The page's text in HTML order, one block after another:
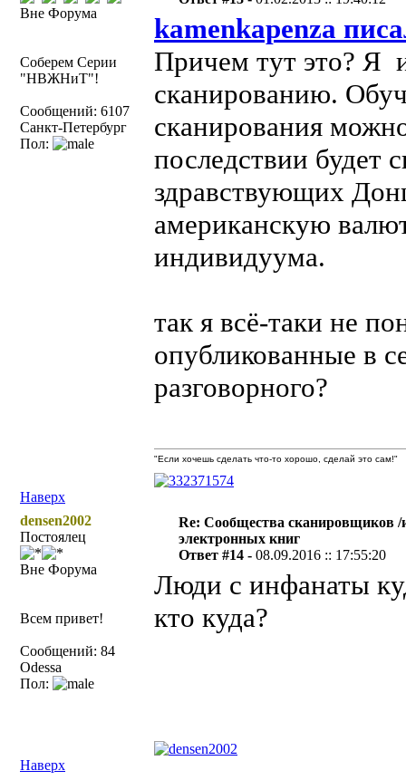
Вне Форума
Соберем Серии
"НВЖНиТ"!
Сообщений: 6107
Санкт-Петербург
Пол:
kamenkapenza
Причем тут это? Я
сканированию.
сканирования
последствии будет
здравствующих
американскую
индивидуума.
так я всё-таки не
опубликованные в
разговорного?
Наверх
"Если хочешь сделать что-то хорошо, сделай это сам!"
densen2002
Постоялец
Вне Форума
Всем привет!
Сообщений: 84
Odessa
Пол:
Re: Сообщества сканировщиков /
электронных книг
Ответ #14 -08.09.2016 :: 17:55:20
Люди с инфанаты
кто куда?
Наверх